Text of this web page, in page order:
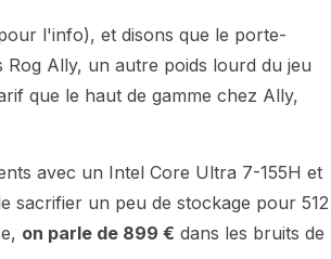
l'info), et disons que le porte-
Ally, un autre poids lourd du jeu
que le haut de gamme chez Ally,
avec un Intel Core Ultra 7-155H et
sacrifier un peu de stockage pour 512
on parle de 899 € dans les bruits de